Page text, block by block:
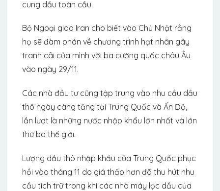
cung dầu toàn cầu.
Bộ Ngoại giao Iran cho biết vào Chủ Nhật rằng
họ sẽ đàm phán về chương trình hạt nhân gây
tranh cãi của mình với ba cường quốc châu Âu
vào ngày 29/11.
Các nhà đầu tư cũng tập trung vào nhu cầu dầu
thô ngày càng tăng tại Trung Quốc và Ấn Độ,
lần lượt là những nước nhập khẩu lớn nhất và lớn
thứ ba thế giới.
Lượng dầu thô nhập khẩu của Trung Quốc phục
hồi vào tháng 11 do giá thấp hơn đã thu hút nhu
cầu tích trữ trong khi các nhà máy lọc dầu của